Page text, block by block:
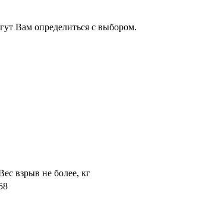
Вам определиться с выбором.
взрыв не более, кг